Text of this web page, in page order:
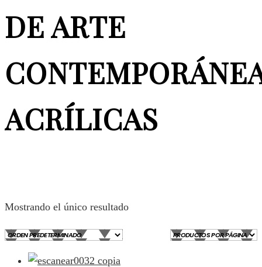
DE ARTE
ACRÍLICAS
Mostrando el único resultado